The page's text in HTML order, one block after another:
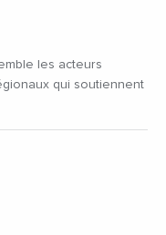
les acteurs
qui soutiennent